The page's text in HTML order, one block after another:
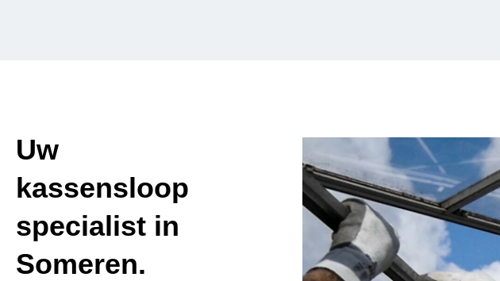
Uw
kassensloop
specialist in
Someren.